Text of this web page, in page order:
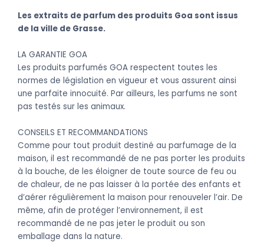
Les extraits de parfum des produits Goa sont issus
de la ville de Grasse.
LA GARANTIE GOA
Les produits parfumés GOA respectent toutes les
normes de législation en vigueur et vous assurent ainsi
une parfaite innocuité. Par ailleurs, les parfums ne sont
pas testés sur les animaux.
CONSEILS ET RECOMMANDATIONS
Comme pour tout produit destiné au parfumage de la
maison, il est recommandé de ne pas porter les produits
à la bouche, de les éloigner de toute source de feu ou
de chaleur, de ne pas laisser à la portée des enfants et
d’aérer régulièrement la maison pour renouveler l’air. De
même, afin de protéger l’environnement, il est
recommandé de ne pas jeter le produit ou son
emballage dans la nature.